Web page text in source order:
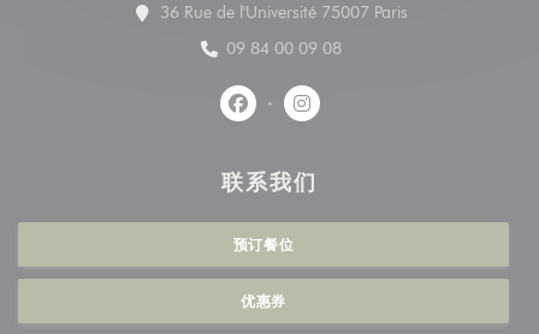
36 Rue de l'Université 75007 Paris((在新窗口中打开
09 84 00 09 08
Facebook ((在新窗口中打开))
Instagram ((在新窗口中打
联系我们
预订餐位
优惠券